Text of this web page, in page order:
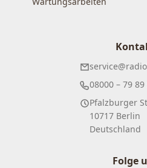
08000 – 79 89
Pfalzburger
10717 Berlin
Deutschland
Folge